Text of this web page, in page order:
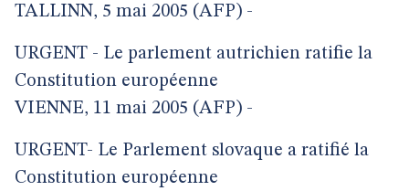
TALLINN, 5 mai 2005 (AFP) -
URGENT - Le parlement autrichien ratifie la
Constitution européenne
VIENNE, 11 mai 2005 (AFP) -
URGENT- Le Parlement slovaque a ratifié la
Constitution européenne